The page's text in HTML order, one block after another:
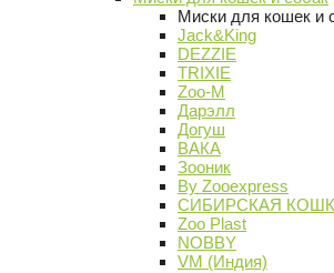
Миски для кошек и
Jack&King
DEZZIE
TRIXIE
Zoo-M
Дарэлл
Догуш
ВАКА
Зооник
By Zooexpress
СИБИРСКАЯ
Zoo Plast
NOBBY
VM (Индия)